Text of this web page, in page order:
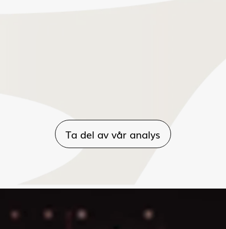
Ta del av vår analys